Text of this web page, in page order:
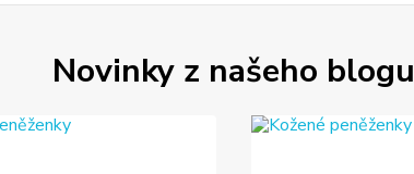
Novinky z našeho blogu